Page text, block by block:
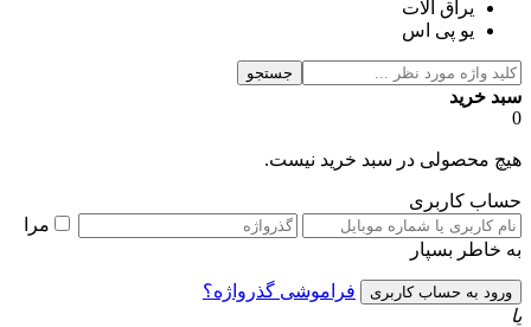
یراق آلات
یو پی اس
جستجو
سبد خرید
0
هیچ محصولی در سبد خرید نیست.
حساب کاربری
مرا
به خاطر بسپار
فراموشی گذرواژه؟
یا